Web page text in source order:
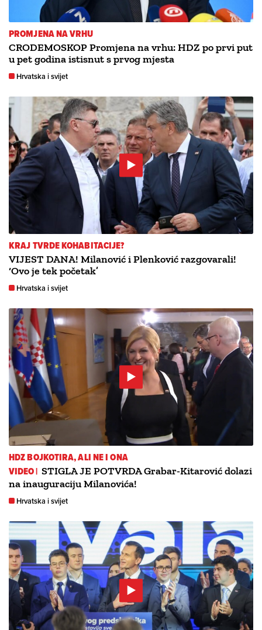
PROMJENA NA VRHU
CRODEMOSKOP Promjena na vrhu: HDZ po prvi put
u pet godina istisnut s prvog mjesta
Hrvatska i svijet
KRAJ TVRDE KOHABITACIJE?
VIJEST DANA! Milanović i Plenković razgovarali!
‘Ovo je tek početak’
Hrvatska i svijet
HDZ BOJKOTIRA, ALI NE I ONA
VIDEO | STIGLA JE POTVRDA Grabar-Kitarović dolazi
na inauguraciju Milanovića!
Hrvatska i svijet